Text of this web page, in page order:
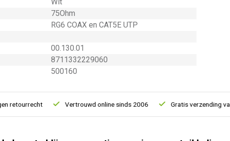
75Ohm
RG6 COAX en CAT5E UTP
00.130.01
8711332229060
500160
Vertrouwd online sinds 2006 Gratis verzending